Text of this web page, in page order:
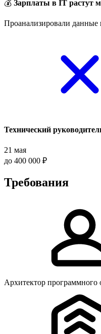
💰 Зарплаты в IT растут
Проанализировали данные
Технический
21 мая
до 400 000 ₽
Требования
Архитектор программного